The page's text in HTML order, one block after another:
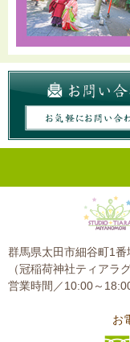
群馬県太田市細谷町1番
（冠稲荷神社ティアラ
営業時間／10:00～
お